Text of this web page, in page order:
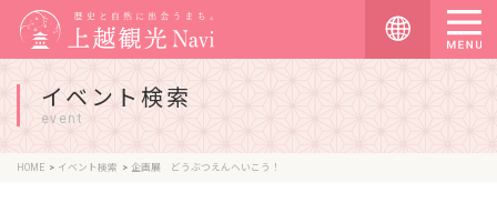
イベント検索
event
HOME イベント検索 企画展 どうぶつえんへいこう！